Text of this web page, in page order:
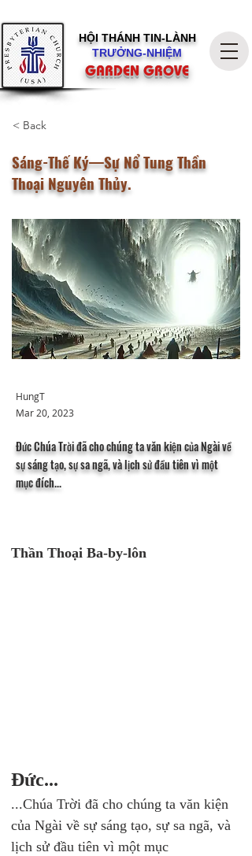
HỘI THÁNH TIN-LÀNH
TRƯỞNG-NHIỆM
GARDEN GROVE
< Back
Sáng-Thế Ký—Sự Nổ Tung Thần
Thoại Nguyên Thủy.
HungT
Mar 20, 2023
Đức Chúa Trời đã cho chúng ta văn kiện của Ngài về
sự sáng tạo, sự sa ngã, và lịch sử đầu tiên vì một
mục đích...
Thần Thoại Ba-by-lôn
Đức...
...Chúa Trời đã cho chúng ta văn kiện
của Ngài về sự sáng tạo, sự sa ngã, và
lịch sử đầu tiên vì một mục